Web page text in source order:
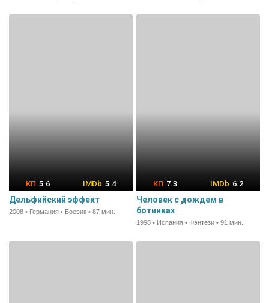
5.6 5.4
Дельфийский эффект
2008 • Германия • Боевик • 87 мин.
7.3 6.2
Человек с дождем в
ботинках
1998 • Испания • Фэнтези • 91 мин.